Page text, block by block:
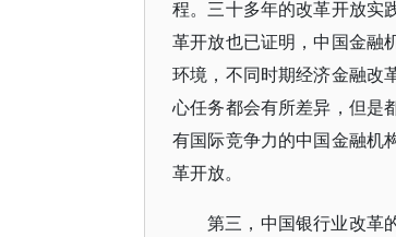
程。三十多年的改革开放实
革开放也已证明，中国金融
环境，不同时期经济金融改
心任务都会有所差异，但是
有国际竞争力的中国金融机
革开放。
第三，中国银行业改革